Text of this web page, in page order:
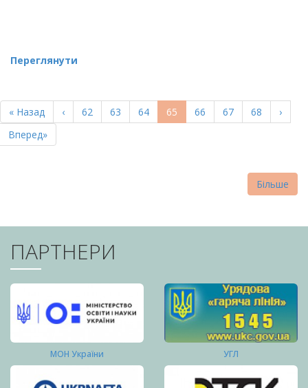
Переглянути
НА
СТОРІНКИ
Перша
сторінка
« Назад
Попередня
сторінка
‹ Page
62 Page
63 Page
64
Поточна
сторінка
65 Page
66 Page
67 Page
68
›
Остання
сторінка
Вперед»
Більше
ПАРТНЕРИ
МОН України УГЛ